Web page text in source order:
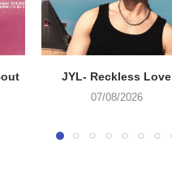
JYL- Reckless Love
07/08/2026